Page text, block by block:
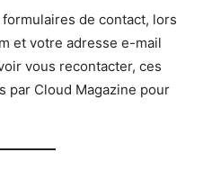
de contact, lors
et votre adresse e-mail
vous recontacter, ces
par Cloud Magazine pour